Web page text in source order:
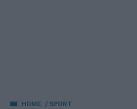
HOME SPORT